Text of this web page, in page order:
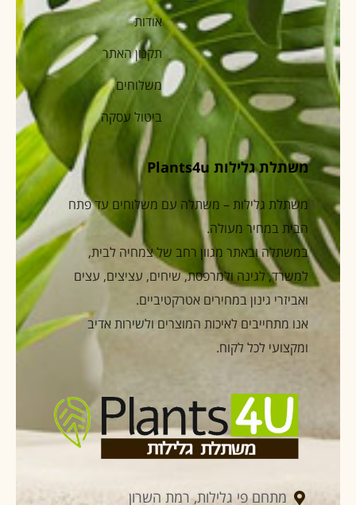
אודות
תקנון האתר
משלוחים
ביטול עסקה
משתלת גלילות Plants4u
משתלת גלילות – משתלה עם משלוחים עד פתח
הבית במחיר מעולה.
במשתלה ובאתר מגוון רחב של צמחיה לבית,
למשרד, לגינה ולמרפסת, שיחים, עציצים, עצים
ואביזרי גינון במחירים אטרקטיביים.
אנו מתחייבים לאיכות המוצרים ולשירות אדיב
ומקצועי לכל לקוח.
מתחם פי גלילות, רמת השרון